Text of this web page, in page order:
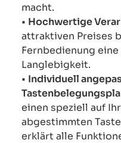
macht.
• Hochwertige
attraktiven Preises
Fernbedienung
Langlebigkeit.
• Individuell
einen speziell auf
abgestimmten
erklärt alle